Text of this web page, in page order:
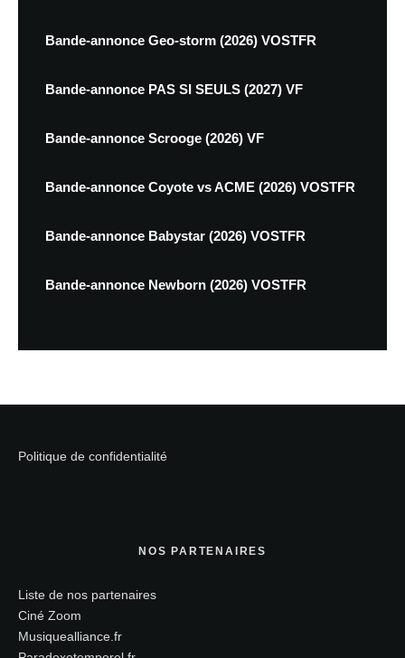
Bande-annonce Geo-storm (2026) VOSTFR
Bande-annonce PAS SI SEULS (2027) VF
Bande-annonce Scrooge (2026) VF
Bande-annonce Coyote vs ACME (2026) VOSTFR
Bande-annonce Babystar (2026) VOSTFR
Bande-annonce Newborn (2026) VOSTFR
Politique de confidentialité
NOS PARTENAIRES
Liste de nos partenaires
Ciné Zoom
Musiquealliance.fr